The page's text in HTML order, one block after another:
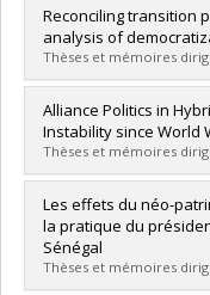
Graduate :Morency-
Cycle :Doctoral
Grade :Ph. D.
Lien vers le document
Reconciling transition
analysis of
Thèses et mémoires
Graduate :Brunner,
Cycle :Doctoral
Grade :Ph. D.
Lien vers le document
Alliance Politics in
Instability since World
Thèses et mémoires
Graduate :Gagné,
Cycle :Doctoral
Grade :Ph. D.
Lien vers le document
Les effets du néo-
la pratique du
Sénégal
Thèses et mémoires